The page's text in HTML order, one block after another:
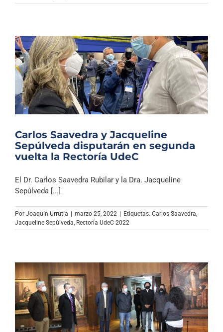
Carlos Saavedra y Jacqueline
Sepúlveda disputarán en segunda
vuelta la Rectoría UdeC
El Dr. Carlos Saavedra Rubilar y la Dra. Jacqueline
Sepúlveda [...]
Por Joaquin Urrutia | marzo 25, 2022 | Etiquetas: Carlos Saavedra
Jacqueline Sepúlveda Rectoría UdeC 2022